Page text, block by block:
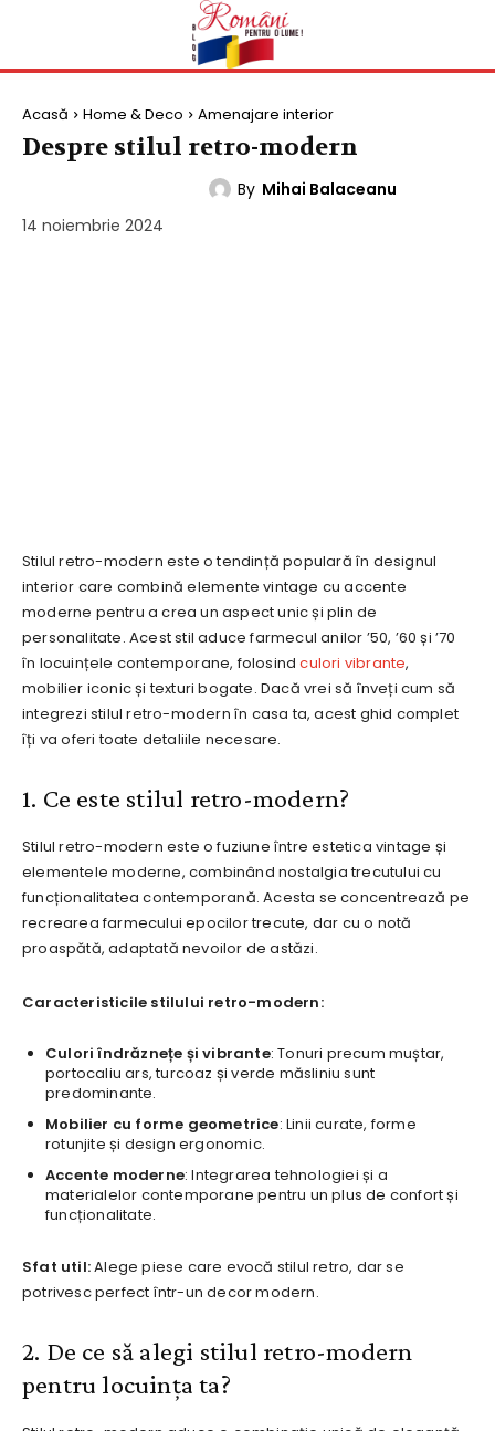
Acasă Home & Deco Amenajare interior
Despre stilul retro-modern
By Mihai Balaceanu
14 noiembrie 2024
Stilul retro-modern este o tendință populară în designul
interior care combină elemente vintage cu accente
moderne pentru a crea un aspect unic și plin de
personalitate. Acest stil aduce farmecul anilor ’50, ’60 și ’70
în locuințele contemporane, folosindculori vibrante,
mobilier iconic și texturi bogate. Dacă vrei să înveți cum să
integrezi stilul retro-modern în casa ta, acest ghid complet
îți va oferi toate detaliile necesare.
1. Ce este stilul retro-modern?
Stilul retro-modern este o fuziune între estetica vintage și
elementele moderne, combinând nostalgia trecutului cu
funcționalitatea contemporană. Acesta se concentrează pe
recrearea farmecului epocilor trecute, dar cu o notă
proaspătă, adaptată nevoilor de astăzi.
Caracteristicile stilului retro-modern:
Culori îndrăznețe și vibrante: Tonuri precum muștar,
portocaliu ars, turcoaz și verde măsliniu sunt
predominante.
Mobilier cu forme geometrice: Linii curate, forme
rotunjite și design ergonomic.
Accente moderne: Integrarea tehnologiei și a
materialelor contemporane pentru un plus de confort și
funcționalitate.
Sfat util:Alege piese care evocă stilul retro, dar se
potrivesc perfect într-un decor modern.
2. De ce să alegi stilul retro-modern
pentru locuința ta?